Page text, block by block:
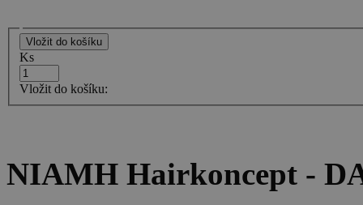
Ks
Vložit do košíku:
NIAMH Hairkoncept -